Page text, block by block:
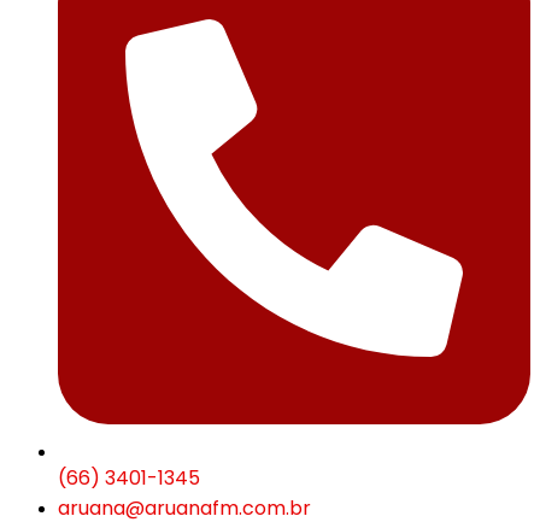
(66) 3401-1345
aruana@aruanafm.com.br